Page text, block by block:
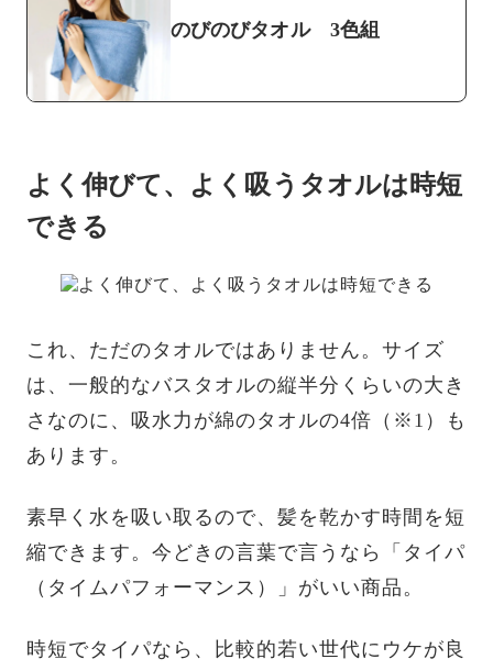
のびのびタオル 3色組
よく伸びて、よく吸うタオルは時短
できる
これ、ただのタオルではありません。サイズ
は、一般的なバスタオルの縦半分くらいの大き
さなのに、吸水力が綿のタオルの4倍（※1）も
あります。
素早く水を吸い取るので、髪を乾かす時間を短
縮できます。今どきの言葉で言うなら「タイパ
（タイムパフォーマンス）」がいい商品。
時短でタイパなら、比較的若い世代にウケが良